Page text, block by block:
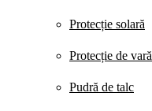
Protecție solară
Protecție de vară
Pudră de talc